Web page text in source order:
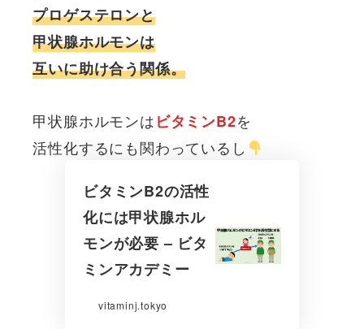
プロゲステロンと
甲状腺ホルモンは
互いに助け合う関係。
甲状腺ホルモンはビタミンB2を
活性化するにも関わっているし
ビタミンB2の活性
化には甲状腺ホル
モンが必要 – ビタ
ミンアカデミー
vitaminj.tokyo